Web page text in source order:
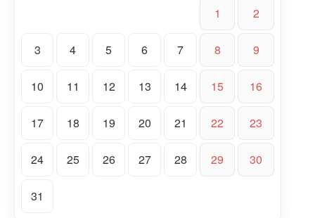
1 2
3 4 5 6 7 8 9
10 11 12 13 14 15 16
17 18 19 20 21 22 23
24 25 26 27 28 29 30
31